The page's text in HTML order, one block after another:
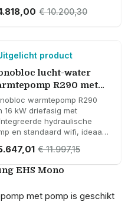
hoge elektrische stabiliteit.
€ 10.200,30
product
lucht-water
R290 met
pomp en
Samsung EHS 16 kW -
warmtepomp R290
16 kW driefasig met
hydraulische
en standaard wifi, ideaal
€ 11.997,15
EHS Mono
met pomp is geschikt